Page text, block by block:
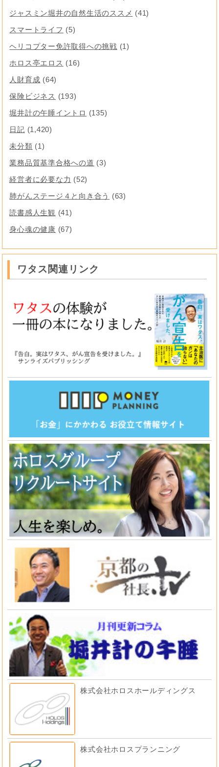
ジャスミン堀井の自然生活のススメ (41)
スマートライフ (5)
ヘリコプター免許取得への挑戦 (1)
ホロス亭エロス (16)
人財育成 (64)
保険ビジネス (193)
堀井計の午睡イントロ (135)
日記 (1,420)
未分類 (1)
業務品質基準合格への道 (3)
経営者に必要な力 (52)
肺がんステージ４と向き合う
(63)
読書感人生観 (41)
身心魂の健康 (67)
ワタス関連リンク
株式会社ホロスホールディングス
株式会社ホロスプランニング